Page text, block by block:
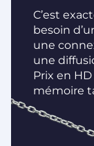
C’est
besoin
une
une
Prix en
mémoire